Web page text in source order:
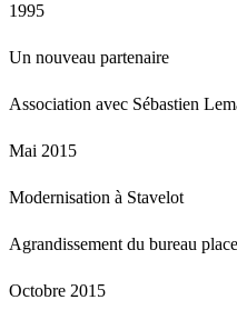
1995
Un nouveau partenaire
Association avec Sébastien
Mai 2015
Modernisation à Stavelot
Agrandissement du bureau
Octobre 2015